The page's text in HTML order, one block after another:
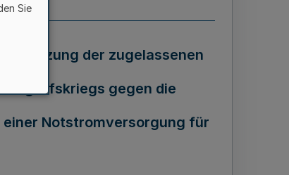
der zugelassenen
Angriffskriegs gegen die
Notstromversorgung für
Sie